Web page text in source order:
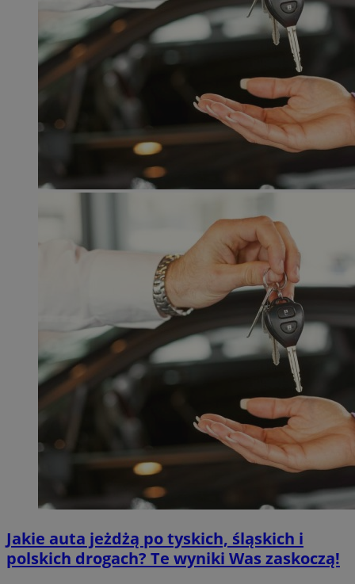
Jakie auta jeżdżą po tyskich, śląskich i
polskich drogach? Te wyniki Was zaskoczą!